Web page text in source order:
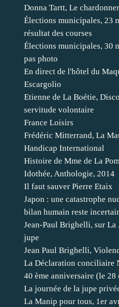
Donna Tartt, Le
Élections municipales, 23
résultat des courses
Élections municipales, 30
pas photo
En direct de l'hôtel du
Escargolio
Etienne de La Boétie,
servitude volontaire
France Loisirs
Frédéric Mitterrand, La
Handicap International
Histoire de Mme de La
Idothée, Anthologie, 2014
Il faut sauver Pierre Etaix
Japon : une catastrophe
bilan humain reste
Jean-Paul Brighelli, sur La
jupe
Jean Paul Brighelli,
La Déclaration conciliaire
40 ème anniversaire (le 28
La journée de la jupe
La Manip pour tous, 1er